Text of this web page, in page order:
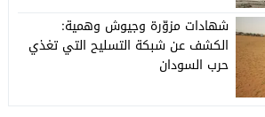
شهادات مزوّرة وجيوش وهمية:
الكشف عن شبكة التسليح التي تغذي
حرب السودان